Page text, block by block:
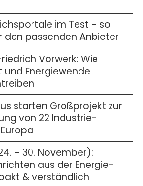
im Test – so
den passenden Anbieter
Vorwerk: Wie
Energiewende
starten Großprojekt zur
von 22 Industrie-
– 30. November):
aus der Energie­
& verständlich